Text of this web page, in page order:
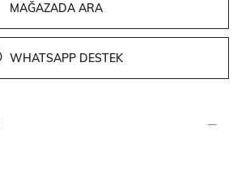
MAĞAZADA ARA
WHATSAPP DESTEK